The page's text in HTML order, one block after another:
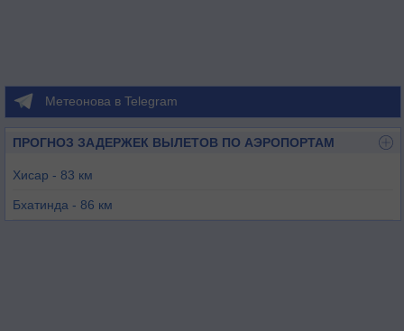
Метеонова в Telegram
ПРОГНОЗ ЗАДЕРЖЕК ВЫЛЕТОВ ПО АЭРОПОРТАМ
Хисар - 83 км
Бхатинда - 86 км